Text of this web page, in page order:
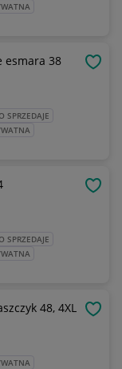
esmara 38
SPRZEDAJE
SPRZEDAJE
48, 4XL